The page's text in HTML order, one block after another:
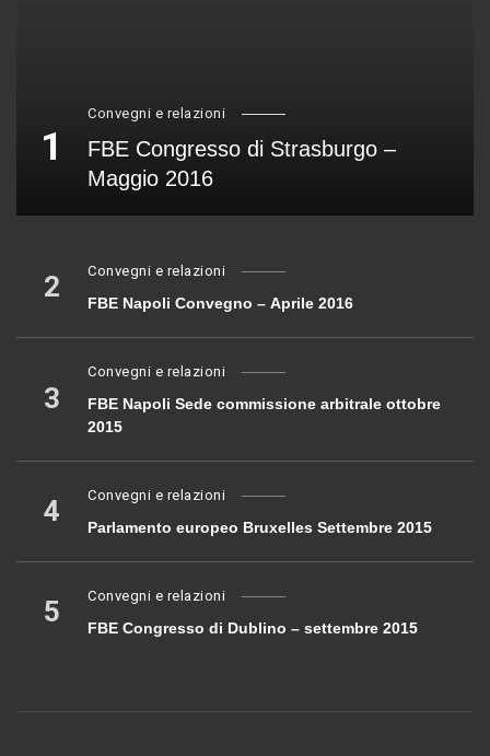
1
Convegni e relazioni
FBE Congresso di Strasburgo –
Maggio 2016
2 Convegni e relazioni
FBE Napoli Convegno – Aprile 2016
3
Convegni e relazioni
FBE Napoli Sede commissione arbitrale ottobre
2015
4 Convegni e relazioni
Parlamento europeo Bruxelles Settembre 2015
5 Convegni e relazioni
FBE Congresso di Dublino – settembre 2015